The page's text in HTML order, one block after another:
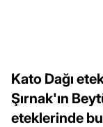
Kato Dağı
Şırnak'ın
eteklerinde